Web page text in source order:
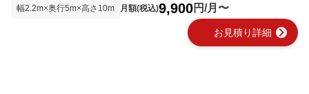
幅2.2m×奥行5m×高さ 10m 月額(税込)9,900円/月〜
お見積り詳細 chevron_right